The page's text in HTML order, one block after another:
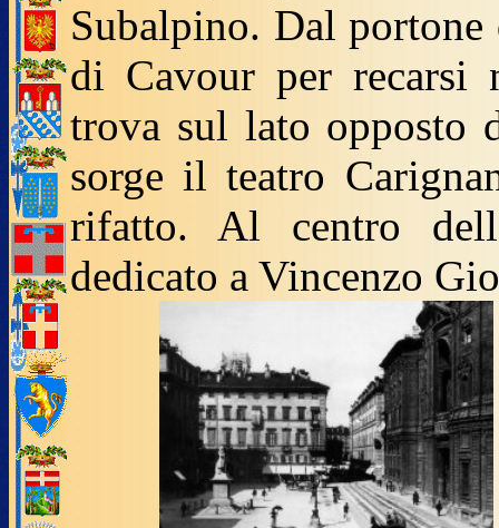
Subalpino. Dal
di Cavour per recarsi
trova sul lato opposto
sorge il teatro
rifatto. Al centro
dedicato a Vincenzo